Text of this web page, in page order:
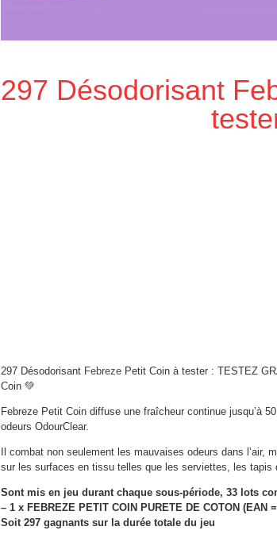
297 Désodorisant
297 Désodorisant Febreze Petit Coin à tester : TESTEZ
Coin 💚
Febreze Petit Coin diffuse une fraîcheur continue jusqu’à
odeurs OdourClear.
Il combat non seulement les mauvaises odeurs dans l’air,
sur les surfaces en tissu telles que les serviettes, les tapis
Sont mis en jeu durant chaque sous-période, 33 lots
– 1 x FEBREZE PETIT COIN PURETE DE COTON (EAN
Soit 297 gagnants sur la durée totale du jeu